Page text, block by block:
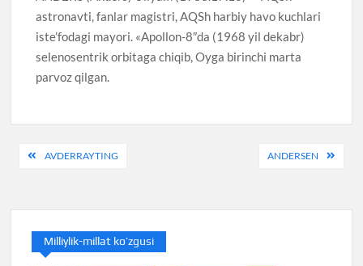
astronavti, fanlar magistri, AQSh harbiy havo kuchlari
iste’fodagi mayori. «Apollon-8″da (1968 yil dekabr)
selenosentrik orbitaga chiqib, Oyga birinchi marta
parvoz qilgan.
PostAVDERRAYTING ANDERSEN
Milliylik-millat ko’zgusi